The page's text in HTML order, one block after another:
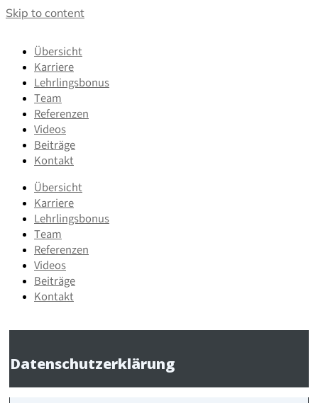
Skip to content
Übersicht
Karriere
Lehrlingsbonus
Team
Referenzen
Videos
Beiträge
Kontakt
Übersicht
Karriere
Lehrlingsbonus
Team
Referenzen
Videos
Beiträge
Kontakt
Datenschutzerklärung